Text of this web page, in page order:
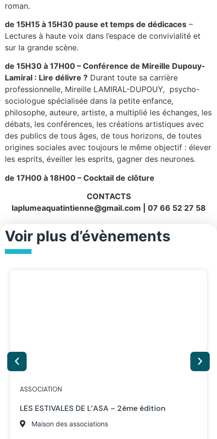
roman.
de 15H15 à 15H30 pause et temps de dédicaces –
Lectures à haute voix dans l’espace de convivialité et
sur la grande scène.
de 15H30 à 17H00 – Conférence de Mireille Dupouy-
Lamiral : Lire délivre ? Durant toute sa carrière
professionnelle, Mireille LAMIRAL-DUPOUY, psycho-
sociologue spécialisée dans la petite enfance,
philosophe, auteure, artiste, a multiplié les échanges, les
débats, les conférences, les créations artistiques avec
des publics de tous âges, de tous horizons, de toutes
origines sociales avec toujours le même objectif : élever
les esprits, éveiller les esprits, gagner des neurones.
de 17H00 à 18H00 – Cocktail de clôture
CONTACTS
laplumeaquatintienne@gmail.com | 07 66 52 27 58
Voir plus d’évènements
ASSOCIATION
LES ESTIVALES DE L’ASA – 2ème édition
Maison des associations